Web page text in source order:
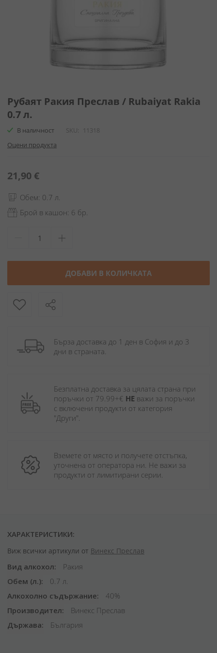
към
началото
на
галерия
снимки
Рубаят Ракия Преслав / Rubaiyat Rakia
0.7 л.
В наличност SKU
11318
Оцени продукта
21,90 €
Обем: 0.7 л.
Брой в кашон: 6 бр.
ДОБАВИ В КОЛИЧКАТА
Бърза доставка до 1 ден в София и до 3
дни в страната.
Безплатна доставка за цялата страна при
поръчки от 79.99+€ НЕ важи за поръчки
с включени продукти от категория
"Други".
Вземете от място и получете отстъпка,
уточнена от оператора ни. Не важи за
продукти от лимитирани серии.
ХАРАКТЕРИСТИКИ:
Виж всички артикули от Винекс Преслав
Вид алкохол
Ракия
Обем (л.)
0.7 л.
Алкохолно съдържание
40%
Производител
Винекс Преслав
Държава
България